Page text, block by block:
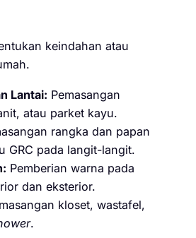
keindahan atau
Lantai: Pemasangan
atau parket kayu.
rangka dan papan
GRC pada langit-langit.
Pemberian warna pada
dan eksterior.
kloset, wastafel,
.